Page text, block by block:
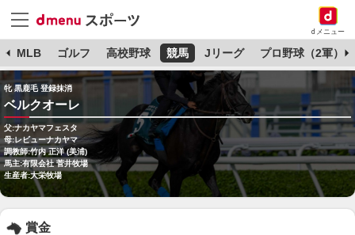
dメニュー
MLB ゴルフ 高校野球 競馬 Jリーグ プロ野球（2軍）
牝 黒鹿毛 登録抹消
ベルクオーレ
父:ナカヤマフェスタ
母:レビューナカヤマ
調教師:竹内 正洋 (美浦)
馬主:有限会社 菅井牧場
生産者:大栄牧場
賞金